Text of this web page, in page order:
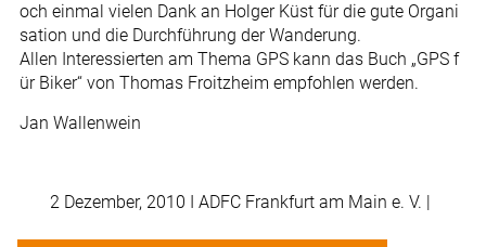
och einmal vielen Dank an Holger Küst für die gute Organi
sation und die Durchführung der Wanderung.
Allen Interessierten am Thema GPS kann das Buch „GPS f
ür Biker“ von Thomas Froitzheim empfohlen werden.
Jan Wallenwein
2 Dezember, 2010 I ADFC Frankfurt am Main e. V. |